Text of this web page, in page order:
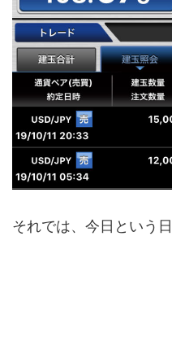
それでは、今日という